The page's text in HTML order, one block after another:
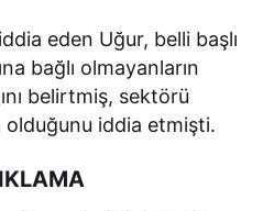
eden Uğur, belli başlı
bağlı olmayanların
belirtmiş, sektörü
iddia etmişti.